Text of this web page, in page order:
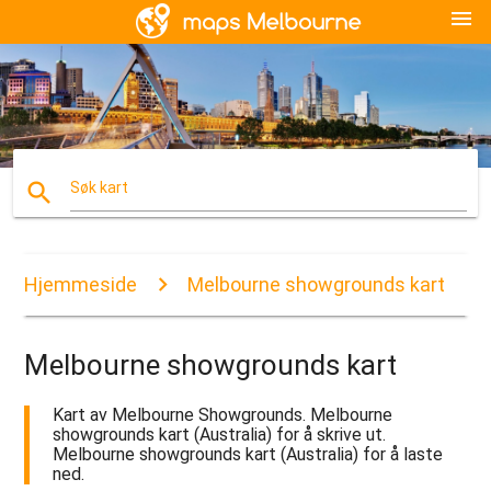
menu
search Søk kart
Hjemmeside Melbourne showgrounds kart
Melbourne showgrounds kart
Kart av Melbourne Showgrounds. Melbourne
showgrounds kart (Australia) for å skrive ut.
Melbourne showgrounds kart (Australia) for å laste
ned.